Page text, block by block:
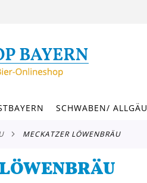
SCHWABEN/ ALLGÄU
MECKATZER LÖWENBRÄU